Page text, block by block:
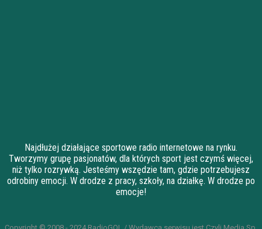
Najdłużej działające sportowe radio internetowe na rynku.
Tworzymy grupę pasjonatów, dla których sport jest czymś więcej,
niż tylko rozrywką. Jesteśmy wszędzie tam, gdzie potrzebujesz
odrobiny emocji. W drodze z pracy, szkoły, na działkę. W drodze po
emocje!